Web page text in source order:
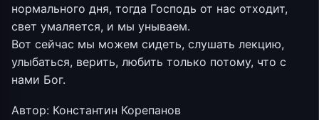
нормального дня, тогда Господь от нас отходит,
свет умаляется, и мы унываем.
Вот сейчас мы можем сидеть, слушать лекцию,
улыбаться, верить, любить только потому, что с
нами Бог.
Автор: Константин Корепанов